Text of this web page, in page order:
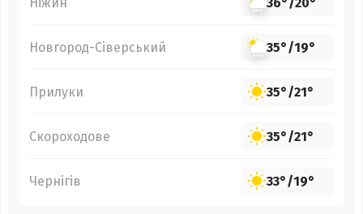
Новгород-Сіверський 35°/19°
Прилуки 35°/21°
Скороходове 35°/21°
Чернігів 33°/19°